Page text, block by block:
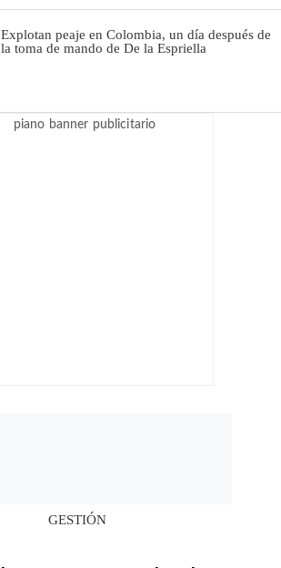
Explotan peaje en Colombia, un día después de
la toma de mando de De la Espriella